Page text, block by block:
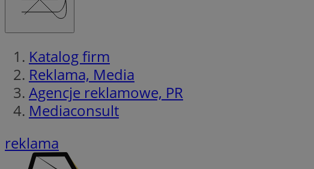
Katalog firm
Reklama, Media
Agencje reklamowe, PR
Mediaconsult
reklama